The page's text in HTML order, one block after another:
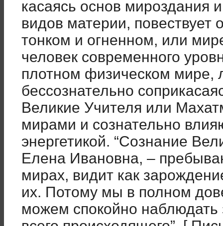
касаясь основ мироздания
видов материи, повествует
тонком и огненном, или
человек современного
плотном физическом мире,
бессознательно
Великие Учителя или
мирами и сознательно
энергетикой. “Сознание
Елена Ивановна, –
мирах, видит как
их. Потому мы в полном
можем спокойно